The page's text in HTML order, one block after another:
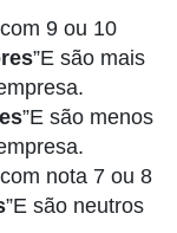
9 ou 10
”E são mais
”E são menos
nota 7 ou 8
”E são neutros